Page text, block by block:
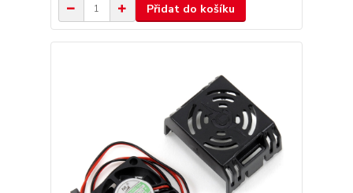
Přidat do košíku